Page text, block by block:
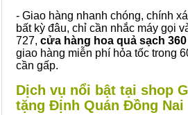
- Giao hàng nhanh chóng, chính
bất kỳ đâu, chỉ cần nhắc máy gọi
727, cửa hàng hoa quả sạch
giao hàng miễn phí hỏa tốc trong
cần gấp.
Dịch vụ nổi bật tại shop
tặng Định Quán Đồng Nai